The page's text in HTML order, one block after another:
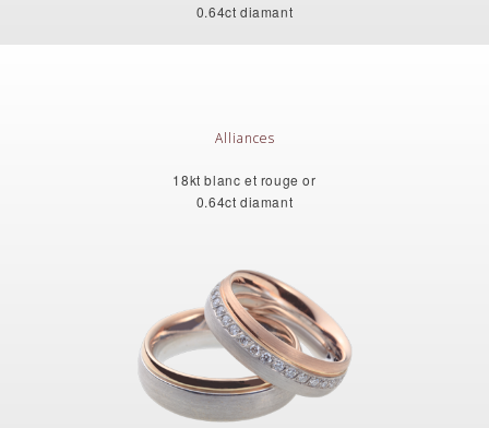
0.64ct diamant
Alliances
18kt blanc et rouge or
0.64ct diamant